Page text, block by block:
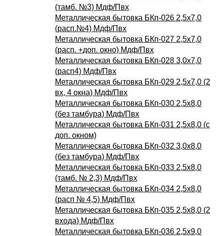
(тамб. №3) Мдф/Пвх
Металлическая бытовка БКп-026 2,5х7,0
(расп.№4) Мдф/Пвх
Металлическая бытовка БКп-027 2,5х7,0
(расп. +доп. окно) Мдф/Пвх
Металлическая бытовка БКп-028 3,0х7,0
(расп4) Мдф/Пвх
Металлическая бытовка БКп-029 2,5х7,0 (2
вх, 4 окна) Мдф/Пвх
Металлическая бытовка БКп-030 2,5х8,0
(без тамбура) Мдф/Пвх
Металлическая бытовка БКп-031 2,5х8,0 (с
доп. окном)
Металлическая бытовка БКп-032 3,0х8,0
(без тамбура) Мдф/Пвх
Металлическая бытовка БКп-033 2,5х8,0
(тамб. № 2,3) Мдф/Пвх
Металлическая бытовка БКп-034 2,5х8,0
(расп № 4,5) Мдф/Пвх
Металлическая бытовка БКп-035 2,5х8,0 (2
входа) Мдф/Пвх
Металлическая бытовка БКп-036 2,5х9,0